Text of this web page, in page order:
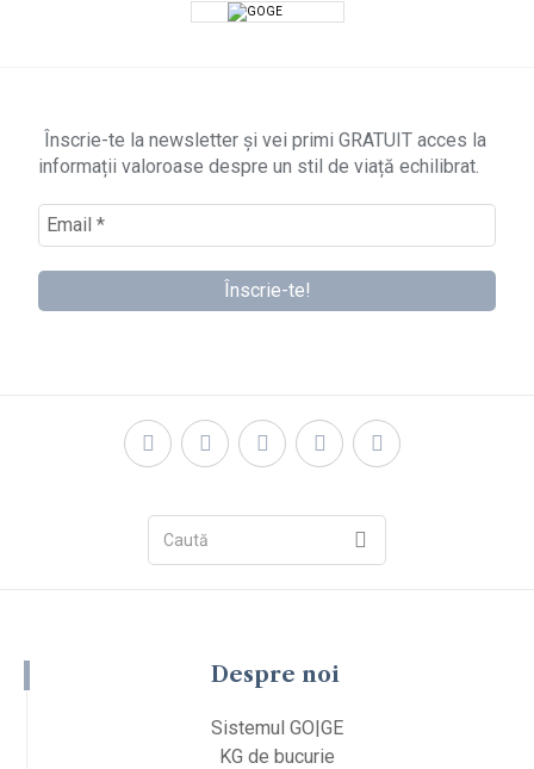
Înscrie-te la newsletter și vei primi GRATUIT acces la
informații valoroase despre un stil de viață echilibrat.
Despre noi
Sistemul GO|GE
KG de bucurie